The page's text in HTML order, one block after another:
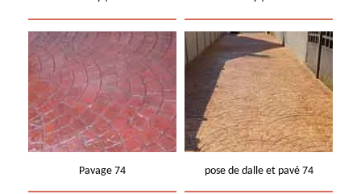
Pavage 74 pose de dalle et pavé 74